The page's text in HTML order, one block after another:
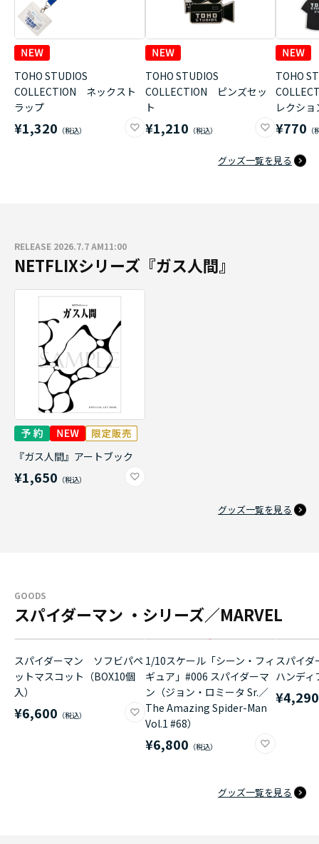
TOHO STUDIOS
COLLECTION ネックスト
ラップ
¥1,320
TOHO STUDIOS
COLLECTION ピンズセッ
ト
¥1,210
TOHO
レクシ
¥770
グッズ一覧を見る
RELEASE 2026.7.7 AM11:00
NETFLIXシリーズ『ガス人間』
『ガス人間』アートブック
¥1,650
グッズ一覧を見る
GOODS
スパイダーマン ・シリーズ／MARVEL
スパイダーマン ソフビパペ
ットマスコット（BOX10個
入）
¥6,600
1/10スケール「シーン・フィ
ギュア」#006 スパイダーマ
ン（ジョン・ロミータ Sr.／
The Amazing Spider-Man
Vol.1 #68）
¥6,800
スパイ
ハンディ
¥4,290
グッズ一覧を見る